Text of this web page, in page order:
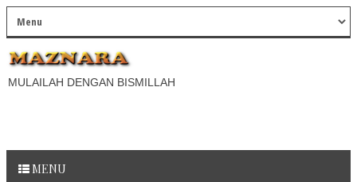
MULAILAH DENGAN BISMILLAH
MENU